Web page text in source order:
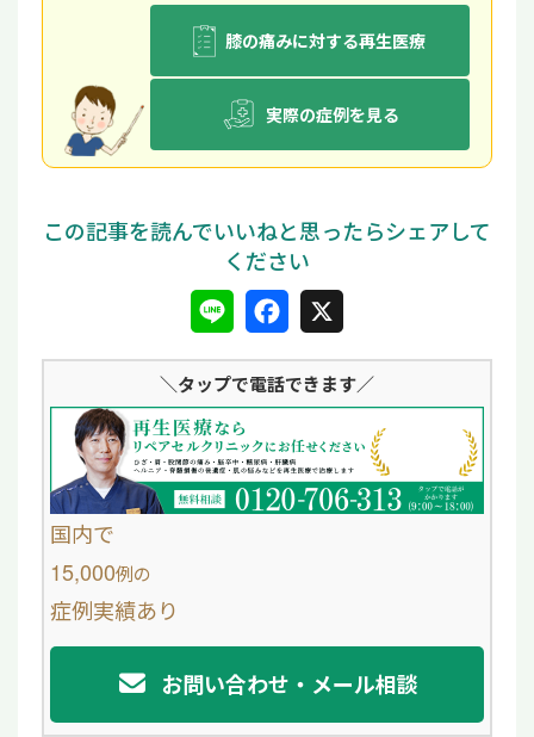
膝の痛みに対する再生医療
実際の症例を見る
L
n
e
F
c
e
b
o
X
＼タップで電話できます／
国内で
15,000例の
症例実績あり
お問い合わせ・メール相談